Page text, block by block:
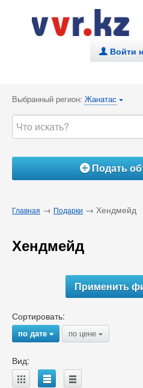
. Войти
Выбранный регион: Жанатас {
ÁПодать
Главная → Подарки → Хендмейд
Хендмейд
Сортировать:
по дате{ по цене {
Вид:
A B C